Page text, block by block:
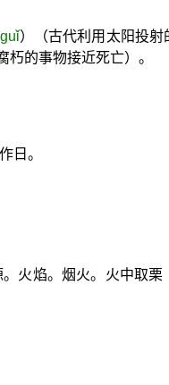
guǐ）（古代利用太阳投
的事物接近死亡）。
日。
火焰。烟火。火中取栗